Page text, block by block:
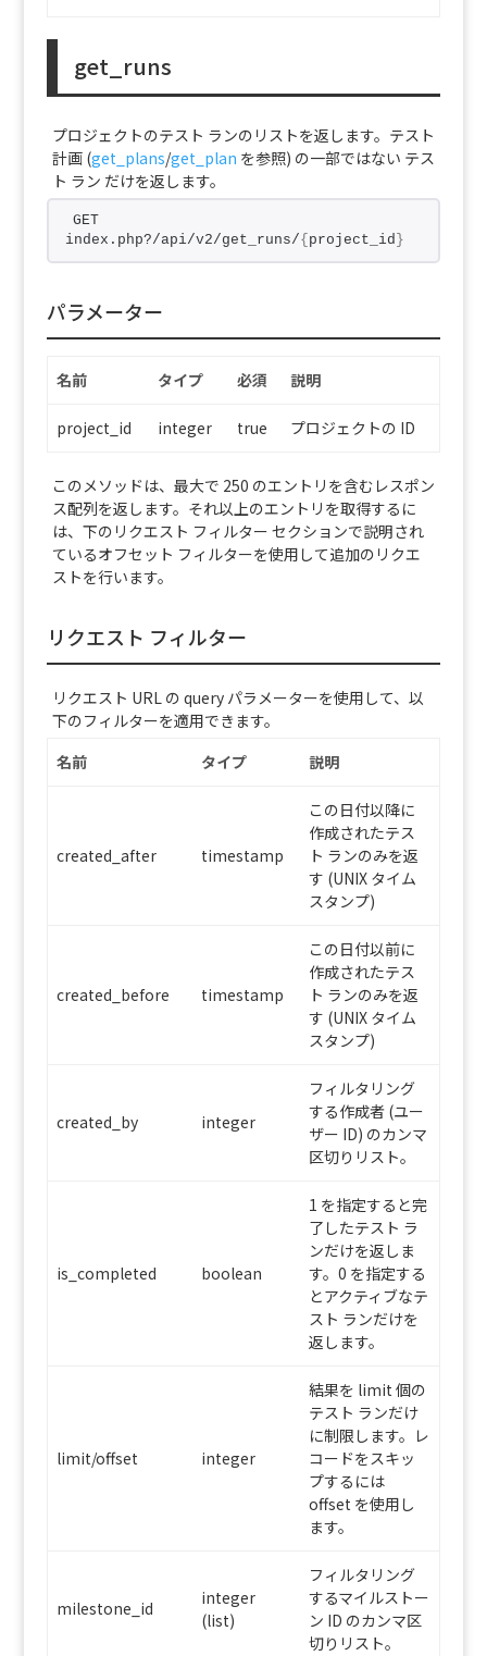
get_runs
プロジェクトのテスト ランのリストを返します。テスト
計画 (get_plans/get_plan を参照) の一部ではない テス
ト ラン だけを返します。
GET
index.php?/api/v2/get_runs/{ project_id }
パラメーター
名前 タイプ 必須 説明
project_id integer true プロジェクトの ID
このメソッドは、最大で 250 のエントリを含むレスポン
ス配列を返します。それ以上のエントリを取得するに
は、下のリクエスト フィルター セクションで説明され
ているオフセット フィルターを使用して追加のリクエ
ストを行います。
リクエスト フィルター
リクエスト URL の query パラメーターを使用して、以
下のフィルターを適用できます。
名前
タイプ 説明
created_after timestamp
この日付以降に
作成されたテス
ト ランのみを返
す (UNIX タイム
スタンプ)
created_before timestamp
この日付以前に
作成されたテス
ト ランのみを返
す (UNIX タイム
スタンプ)
created_by integer
フィルタリング
する作成者 (ユー
ザー ID) のカンマ
区切りリスト。
is_completed boolean
1 を指定すると完
了したテスト ラ
ンだけを返しま
す。0 を指定する
とアクティブなテ
スト ランだけを
返します。
limit/offset integer
結果を limit 個の
テスト ランだけ
に制限します。レ
コードをスキッ
プするには
offset を使用し
ます。
milestone_id
integer
(list)
フィルタリング
するマイルストー
ン ID のカンマ区
切りリスト。